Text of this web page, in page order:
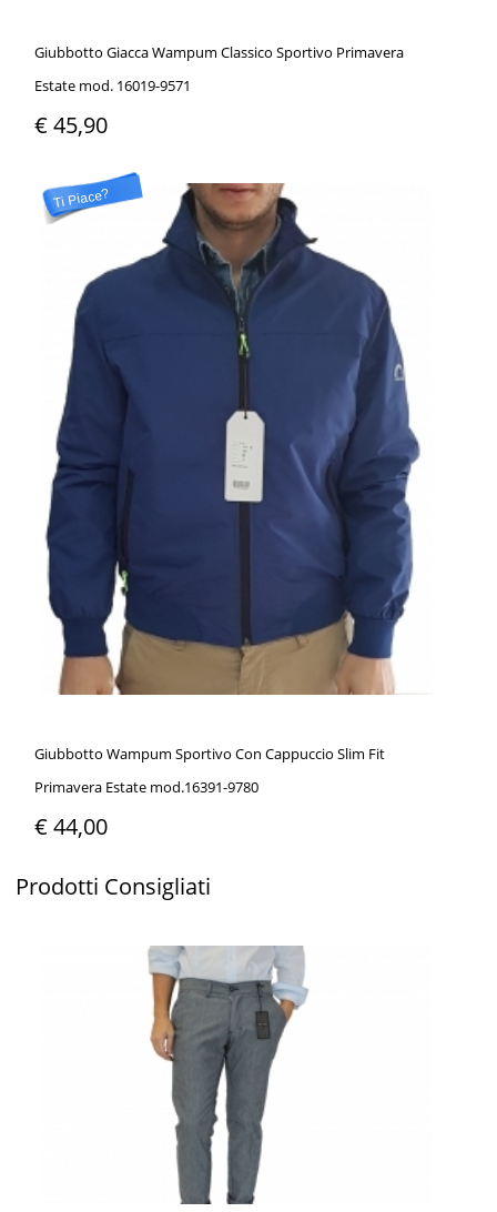
Giubbotto Giacca Wampum Classico Sportivo Primavera
Estate mod. 16019-9571
€ 45,90
Ti Piace?
Giubbotto Wampum Sportivo Con Cappuccio Slim Fit
Primavera Estate mod.16391-9780
€ 44,00
Prodotti Consigliati